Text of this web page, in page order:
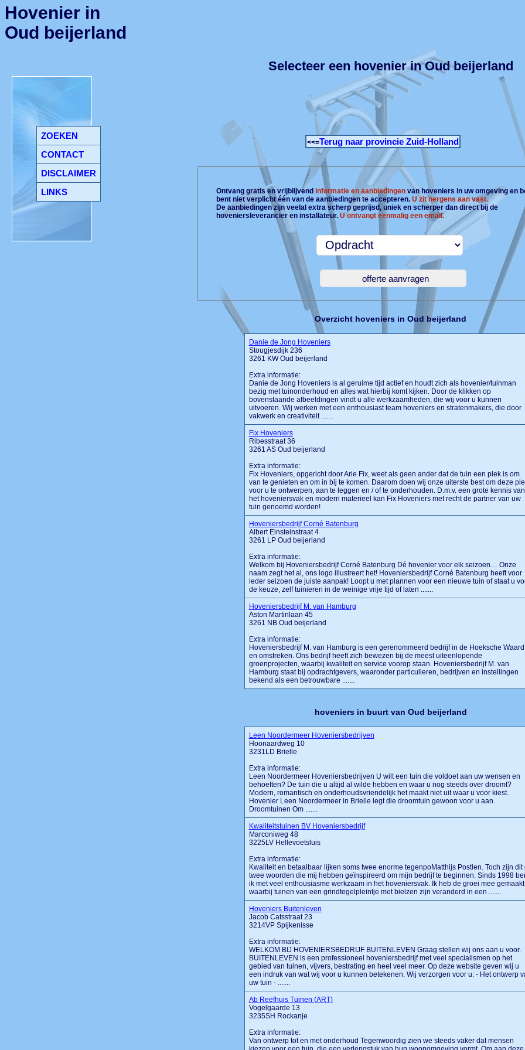
ZOEKEN
CONTACT
DISCLAIMER
LINKS
Hovenier in
Oud beijerland
Selecteer een hovenier in Oud beijerland
<<=Terug naar provincie Zuid-Holland
Ontvang gratis en vrijblijvend informatie en aanbiedingenvan hoveniers in uw omgeving en
bent niet verplicht één van de aanbiedingen te accepteren. U zit nergens aan vast.
De aanbiedingen zijn veelal extra scherp geprijsd, uniek en scherper dan direct bij de
hoveniersleverancier en installateur. U ontvangt eenmalig een email.
Overzicht hoveniers in Oud beijerland
Danie de Jong Hoveniers
Stougjesdijk 236
3261 KW Oud beijerland
Extra informatie:
Danie de Jong Hoveniers is al geruime tijd actief en houdt zich als hovenier/tuinman
bezig met tuinonderhoud en alles wat hierbij komt kijken. Door de klikken op
bovenstaande afbeeldingen vindt u alle werkzaamheden, die wij voor u kunnen
uitvoeren. Wij werken met een enthousiast team hoveniers en stratenmakers, die door
vakwerk en creativiteit .......
Fix Hoveniers
Ribesstraat 36
3261 AS Oud beijerland
Extra informatie:
Fix Hoveniers, opgericht door Arie Fix, weet als geen ander dat de tuin een plek is om
van te genieten en om in bij te komen. Daarom doen wij onze uiterste best om deze
voor u te ontwerpen, aan te leggen en / of te onderhouden. D.m.v. een grote kennis van
het hoveniersvak en modern materieel kan Fix Hoveniers met recht de partner van uw
tuin genoemd worden!
Hoveniersbedrijf Corné Batenburg
Albert Einsteinstraat 4
3261 LP Oud beijerland
Extra informatie:
Welkom bij Hoveniersbedrijf Corné Batenburg Dé hovenier voor elk seizoen… Onze
naam zegt het al, ons logo illustreert het! Hoveniersbedrijf Corné Batenburg heeft voor
ieder seizoen de juiste aanpak! Loopt u met plannen voor een nieuwe tuin of staat u
de keuze, zelf tuinieren in de weinige vrije tijd of laten .......
Hoveniersbedrijf M. van Hamburg
Aston Martinlaan 45
3261 NB Oud beijerland
Extra informatie:
Hoveniersbedrijf M. van Hamburg is een gerenommeerd bedrijf in de Hoeksche Waard
en omstreken. Ons bedrijf heeft zich bewezen bij de meest uiteenlopende
groenprojecten, waarbij kwaliteit en service voorop staan. Hoveniersbedrijf M. van
Hamburg staat bij opdrachtgevers, waaronder particulieren, bedrijven en instellingen
bekend als een betrouwbare .......
hoveniers in buurt van Oud beijerland
Leen Noordermeer Hoveniersbedrijven
Hoonaardweg 10
3231LD Brielle
Extra informatie:
Leen Noordermeer Hoveniersbedrijven U wilt een tuin die voldoet aan uw wensen en
behoeften? De tuin die u altijd al wilde hebben en waar u nog steeds over droomt?
Modern, romantisch en onderhoudsvriendelijk het maakt niet uit waar u voor kiest.
Hovenier Leen Noordermeer in Brielle legt die droomtuin gewoon voor u aan.
Droomtuinen Om .......
Kwaliteitstuinen BV Hoveniersbedrijf
Marconiweg 48
3225LV Hellevoetsluis
Extra informatie:
Kwaliteit en betaalbaar lijken soms twee enorme tegenpoMatthijs Postlen. Toch zijn dit
twee woorden die mij hebben geïnspireerd om mijn bedrijf te beginnen. Sinds 1998
ik met veel enthousiasme werkzaam in het hoveniersvak. Ik heb de groei mee gemaakt
waarbij tuinen van een grindtegelpleintje met bielzen zijn veranderd in een .......
Hoveniers Buitenleven
Jacob Catsstraat 23
3214VP Spijkenisse
Extra informatie:
WELKOM BIJ HOVENIERSBEDRIJF BUITENLEVEN Graag stellen wij ons aan u voor.
BUITENLEVEN is een professioneel hoveniersbedrijf met veel specialismen op het
gebied van tuinen, vijvers, bestrating en heel veel meer. Op deze website geven wij u
een indruk van wat wij voor u kunnen betekenen. Wij verzorgen voor u: - Het ontwerp
uw tuin - .......
Ab Reefhuis Tuinen (ART)
Vogelgaarde 13
3235SH Rockanje
Extra informatie:
Van ontwerp tot en met onderhoud Tegenwoordig zien we steeds vaker dat mensen